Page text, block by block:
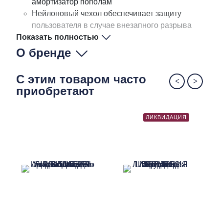
амортизатор пополам
Нейлоновый чехол обеспечивает защиту
пользователя в случае внезапного разрыва
эспандера
Рукоятки пронумерованы в зависимости от
степени нагрузки и имеют нескользящее
Амортизатор поставляется в пяти вариантах
сопротивления
оборудованием Reebok для аэробики и
REEBOK для трубчатых эспандеров,
Показать полностью
О бренде
С этим товаром часто
приобретают
ЛИКВИДАЦИЯ